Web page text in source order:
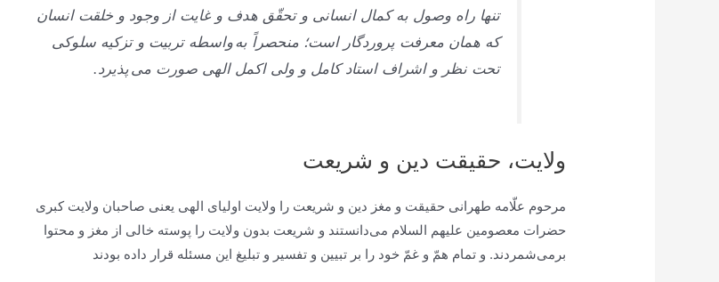
تنها راه وصول به کمال انسانی و تحقّق هدف و غایت از وجود و خلقت انسان
که همان معرفت پروردگار است؛ منحصراً به واسطه تربیت و تزکیه سلوکی
تحت نظر و اشراف استاد کامل و ولی اکمل الهی صورت می پذیرد.
ولایت، حقیقت دین و شریعت
مرحوم علّامه طهرانى حقيقت و مغز دين و شريعت را ولايت اولياى الهى يعنى صاحبان ولايت كبرى
حضرات معصومين علیهم السلام می‏‌دانستند و شريعت بدون ولايت را پوسته خالى از مغز و محتوا
برمی‌شمردند. و تمام همّ و غمّ خود را بر تبيين و تفسير و تبليغ اين مسئله قرار داده بودند